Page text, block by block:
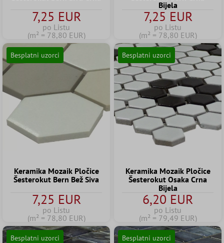
7,25 EUR
po Listu
(m² = 78,80 EUR)
Bijela
7,25 EUR
po Listu
(m² = 78,80 EUR)
Besplatni uzorci
Keramika Mozaik Pločice
Šesterokut Bern Bež Siva
7,25 EUR
po Listu
(m² = 78,80 EUR)
Besplatni uzorci
Keramika Mozaik Pločice
Šesterokut Osaka Crna
Bijela
6,20 EUR
po Listu
(m² = 79,49 EUR)
Besplatni uzorci Besplatni uzorci